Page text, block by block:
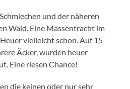
und der näheren
Wald. Eine Massentracht im
vielleicht schon. Auf 15
Äcker, wurden heuer
Eine riesen Chance!
die keinen oder nur sehr